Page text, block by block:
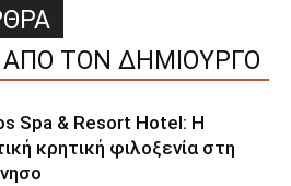
ΑΠΟ ΤΟΝ ΔΗΜΙΟΥΡΓΟ
Spa & Resort Hotel: Η
κρητική φιλοξενία στη